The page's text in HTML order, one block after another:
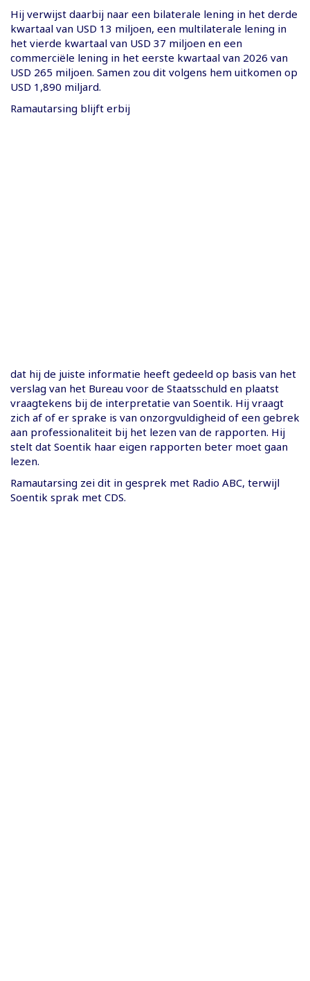
Hij verwijst daarbij naar een bilaterale lening in het derde
kwartaal van USD 13 miljoen, een multilaterale lening in
het vierde kwartaal van USD 37 miljoen en een
commerciële lening in het eerste kwartaal van 2026 van
USD 265 miljoen. Samen zou dit volgens hem uitkomen op
USD 1,890 miljard.
Ramautarsing blijft erbij
dat hij de juiste informatie heeft gedeeld op basis van het
verslag van het Bureau voor de Staatsschuld en plaatst
vraagtekens bij de interpretatie van Soentik. Hij vraagt
zich af of er sprake is van onzorgvuldigheid of een gebrek
aan professionaliteit bij het lezen van de rapporten. Hij
stelt dat Soentik haar eigen rapporten beter moet gaan
lezen.
Ramautarsing zei dit in gesprek met Radio ABC, terwijl
Soentik sprak met CDS.